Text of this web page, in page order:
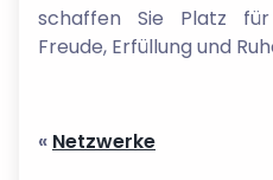
schaffen Sie Platz
Freude, Erfüllung und
« Netzwerke